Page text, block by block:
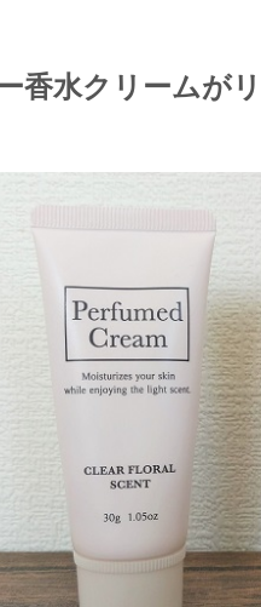
香水クリームが